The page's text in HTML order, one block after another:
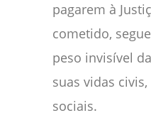
pagarem à
cometido,
peso invisível
suas vidas
sociais.